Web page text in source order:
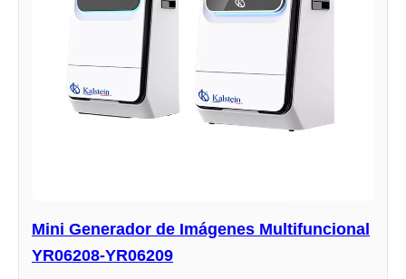
Mini Generador de Imágenes Multifuncional
YR06208-YR06209